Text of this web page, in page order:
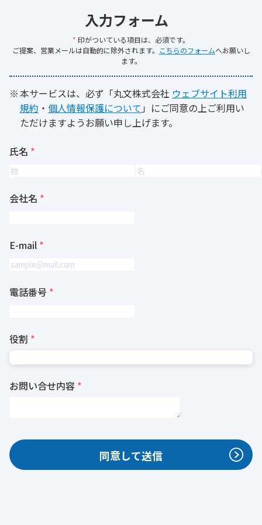
入力フォーム
* 印がついている項目は、必須です。
ご提案、営業メールは自動的に除外されます。 こちらのフォームへお願いし
ます。
本サービスは、必ず「丸文株式会社 ウェブサイト利用
規約 ・ 個人情報保護について 」にご同意の上ご利用い
ただけますようお願い申し上げます。
氏名
会社名
E-mail
電話番号
役割
お問い合せ内容